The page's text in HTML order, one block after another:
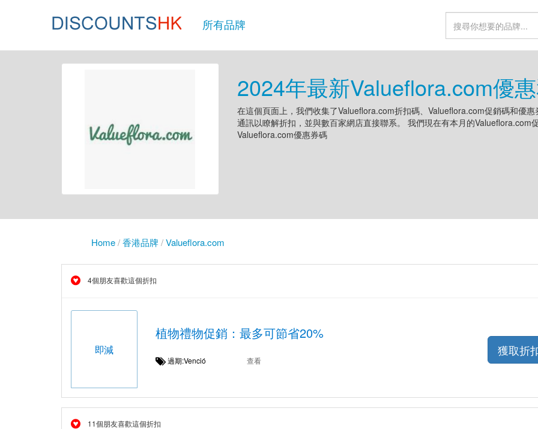
所有品牌
2024年最新Valueflora.com優
在這個頁面上，我們收集了Valueflora.com折扣碼、Valueflora.com促銷碼和優
通訊以瞭解折扣，並與數百家網店直接聯系。 我們現在有本月的Valueflora.com
Valueflora.com優惠券碼
Home/香港品牌/Valueflora.com
4個朋友喜歡這個折扣
即減
植物禮物促銷：最多可節省20%
過期:Venció 查看
獲取折
11個朋友喜歡這個折扣